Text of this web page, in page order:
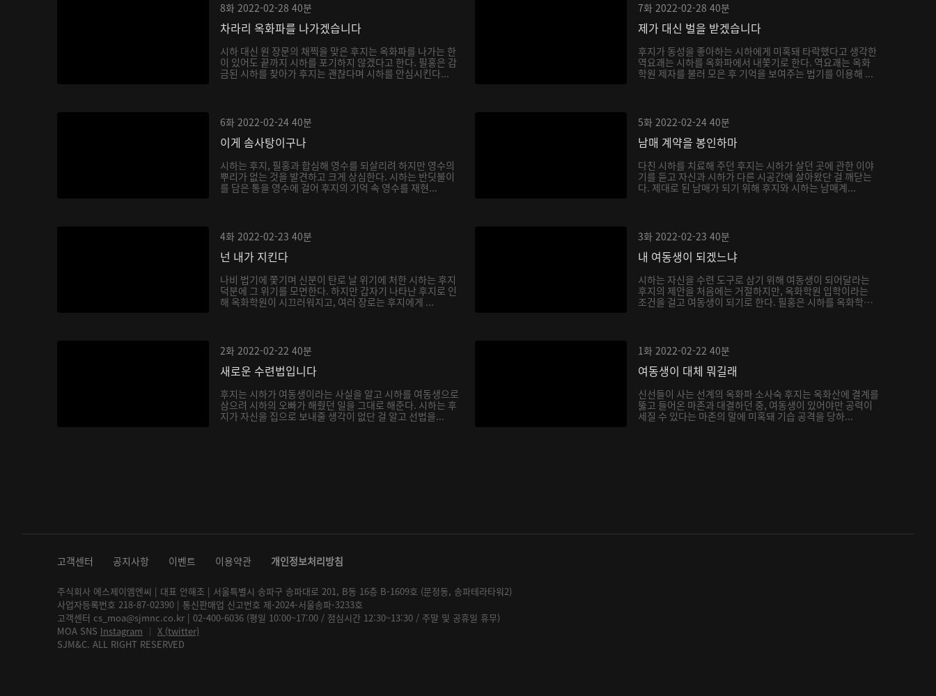
8화 2022-02-28 40분
차라리 옥화파를 나가겠습니다
시하 대신 원 장문의 채찍을 맞은 후지는 옥화파를 나가는 한
이 있어도 끝까지 시하를 포기하지 않겠다고 한다. 필홍은 감
금된 시하를 찾아가 후지는 괜찮다며 시하를 안심시킨다...
7화 2022-02-28 40분
제가 대신 벌을 받겠습니다
후지가 동성을 좋아하는 시하에게 미혹돼 타락했다고 생각한
역요괘는 시하를 옥화파에서 내쫓기로 한다. 역요괘는 옥화
학원 제자를 불러 모은 후 기억을 보여주는 법기를 이용해 ...
6화 2022-02-24 40분
이게 솜사탕이구나
시하는 후지, 필홍과 합심해 영수를 되살리려 하지만 영수의
뿌리가 없는 것을 발견하고 크게 상심한다. 시하는 반딧불이
를 담은 통을 영수에 걸어 후지의 기억 속 영수를 재현...
5화 2022-02-24 40분
남매 계약을 봉인하마
다친 시하를 치료해 주던 후지는 시하가 살던 곳에 관한 이야
기를 듣고 자신과 시하가 다른 시공간에 살아왔단 걸 깨닫는
다. 제대로 된 남매가 되기 위해 후지와 시하는 남매계...
4화 2022-02-23 40분
넌 내가 지킨다
나비 법기에 쫓기며 신분이 탄로 날 위기에 처한 시하는 후지
덕분에 그 위기를 모면한다. 하지만 갑자기 나타난 후지로 인
해 옥화학원이 시끄러워지고, 여러 장로는 후지에게 ...
3화 2022-02-23 40분
내 여동생이 되겠느냐
시하는 자신을 수련 도구로 삼기 위해 여동생이 되어달라는
후지의 제안을 처음에는 거절하지만, 옥화학원 입학이라는
조건을 걸고 여동생이 되기로 한다. 필홍은 시하를 옥화학
2화 2022-02-22 40분
새로운 수련법입니다
후지는 시하가 여동생이라는 사실을 알고 시하를 여동생으로
삼으려 시하의 오빠가 해줬던 일을 그대로 해준다. 시하는 후
지가 자신을 집으로 보내줄 생각이 없단 걸 알고 선법을...
1화 2022-02-22 40분
여동생이 대체 뭐길래
신선들이 사는 선계의 옥화파 소사숙 후지는 옥화산에 결계를
뚫고 들어온 마존과 대결하던 중, 여동생이 있어야만 공력이
세질 수 있다는 마존의 말에 미혹돼 기습 공격을 당하...
고객센터 공지사항 이벤트 이용약관 개인정보처리방침
주식회사 에스제이엠엔씨 | 대표 안해조 | 서울특별시 송파구 송파대로 201, B동 16층 B-1609호 (문정동, 송파테라타워2)
사업자등록번호 218-87-02390 | 통신판매업 신고번호 제-2024-서울송파-3233호
고객센터 cs_moa@sjmnc.co.kr | 02-400-6036 (평일 10:00~17:00 / 점심시간 12:30~13:30 / 주말 및 공휴일 휴무)
MOA SNS Instagram │ X (twitter)
SJM&C. ALL RIGHT RESERVED